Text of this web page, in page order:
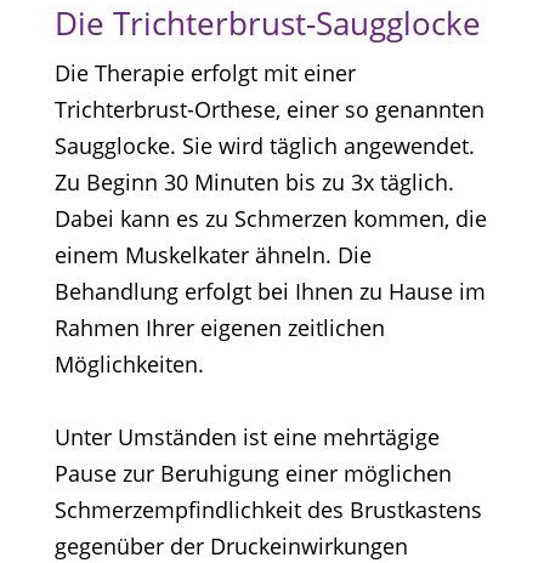
Die Trichterbrust-Saugglocke
Die Therapie erfolgt mit einer
Trichterbrust-Orthese, einer so genannten
Saugglocke. Sie wird täglich angewendet.
Zu Beginn 30 Minuten bis zu 3x täglich.
Dabei kann es zu Schmerzen kommen, die
einem Muskelkater ähneln. Die
Behandlung erfolgt bei Ihnen zu Hause im
Rahmen Ihrer eigenen zeitlichen
Möglichkeiten.
Unter Umständen ist eine mehrtägige
Pause zur Beruhigung einer möglichen
Schmerzempfindlichkeit des Brustkastens
gegenüber der Druckeinwirkungen